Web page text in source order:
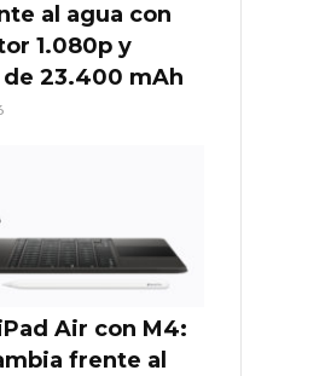
al agua con
1.080p y
de 23.400 mAh
Air con M4:
frente al